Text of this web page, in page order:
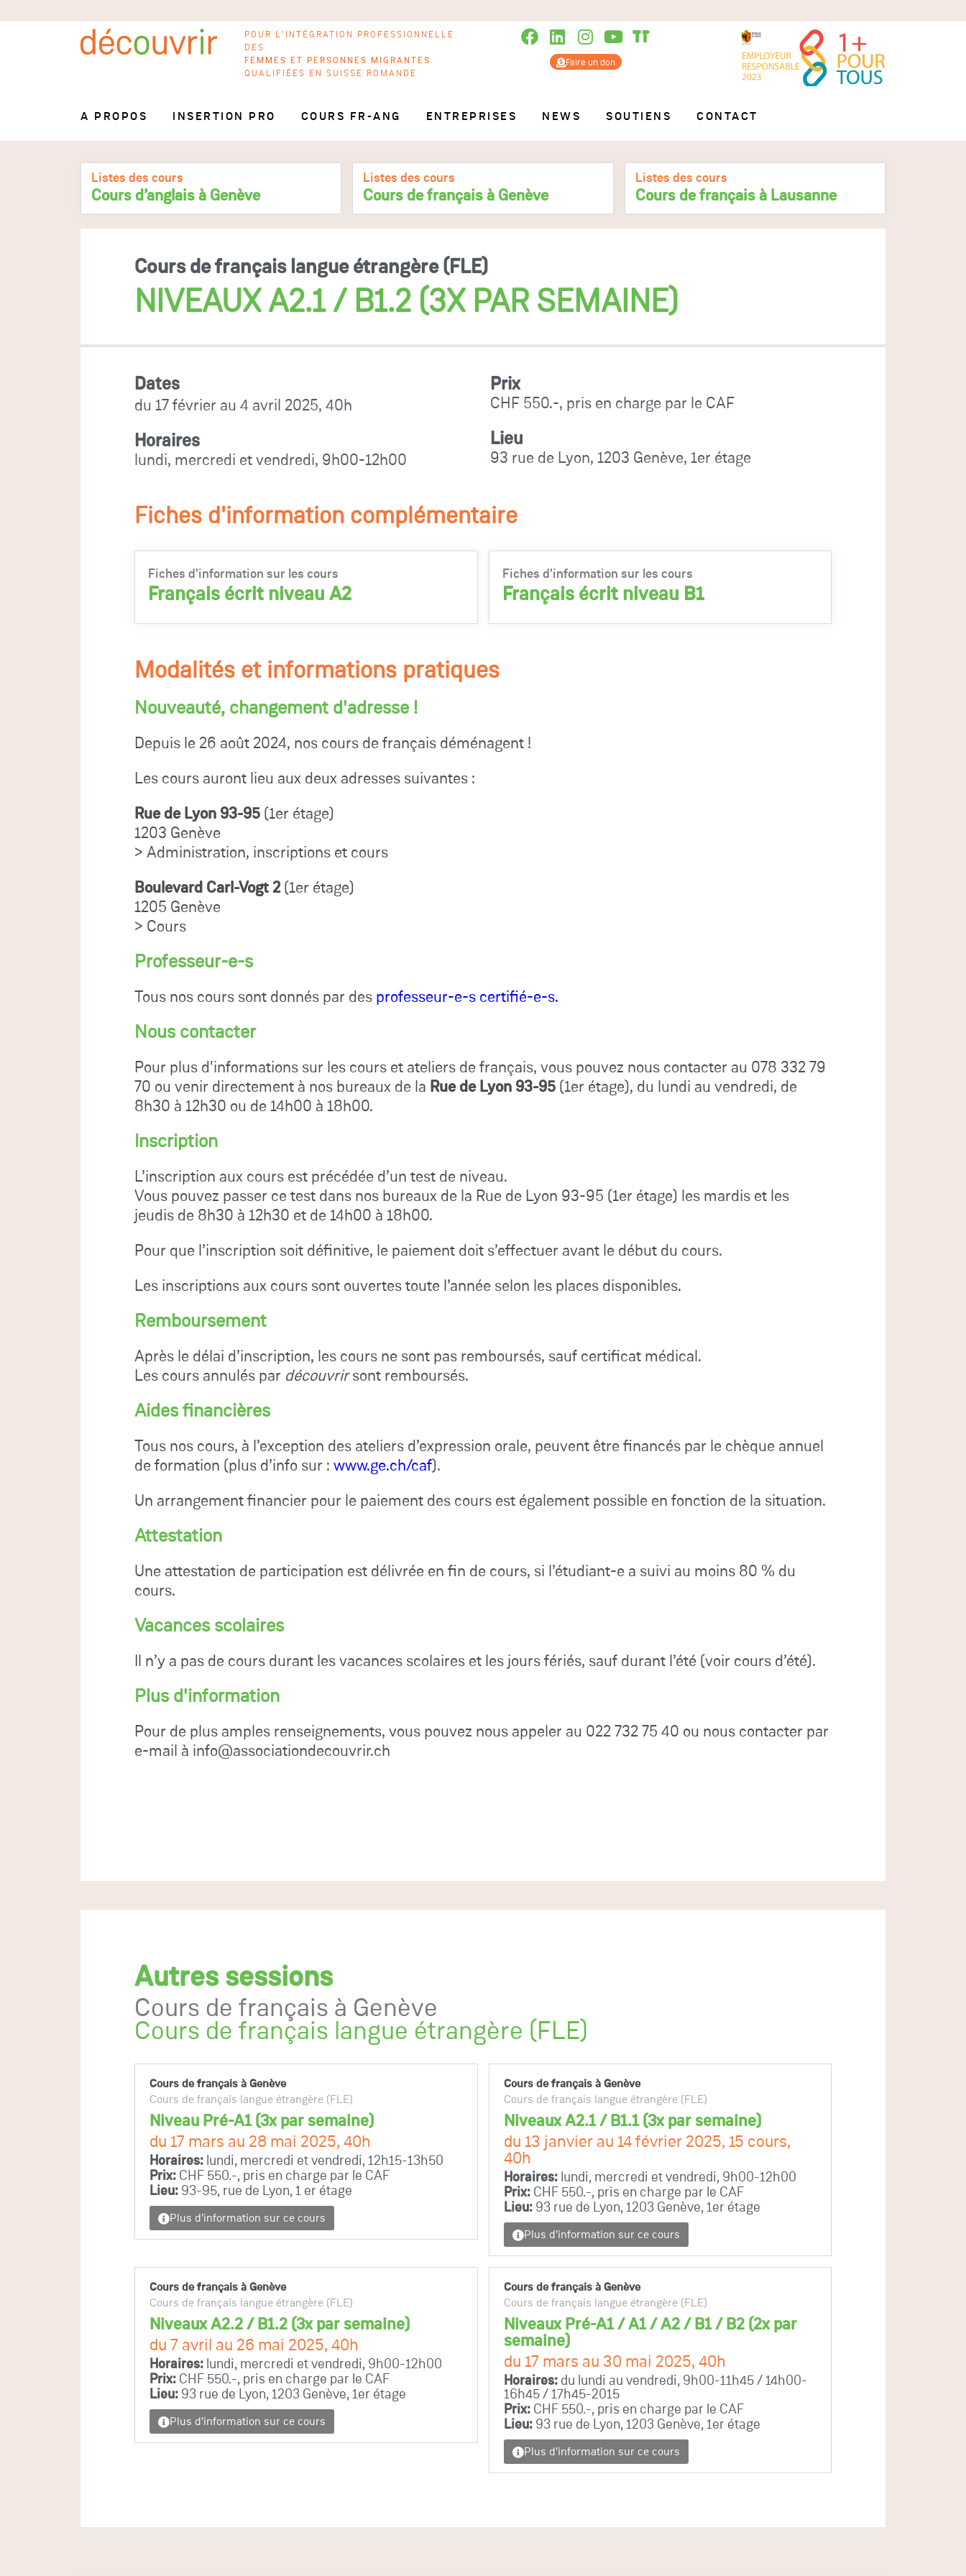
POUR L'INTÉGRATION PROFESSIONNELLE
DES
FEMMES ET PERSONNES MIGRANTES
QUALIFIÉES EN SUISSE ROMANDE
Faire un don
A PROPOS INSERTION PRO COURS FR-ANG ENTREPRISES NEWS SOUTIENS CONTACT
Listes des cours
Cours d’anglais à Genève
Listes des cours
Cours de français à Genève
Listes des cours
Cours de français à Lausanne
Cours de français langue étrangère (FLE)
NIVEAUX A2.1 / B1.2 (3X PAR SEMAINE)
Dates
du 17 février au 4 avril 2025, 40h
Horaires
lundi, mercredi et vendredi, 9h00-12h00
Prix
CHF 550.-, pris en charge par le CAF
Lieu
93 rue de Lyon, 1203 Genève, 1er étage
Fiches d'information complémentaire
Fiches d'information sur les cours
Français écrit niveau A2
Fiches d'information sur les cours
Français écrit niveau B1
Modalités et informations pratiques
Nouveauté, changement d'adresse !
Depuis le 26 août 2024, nos cours de français déménagent !
Les cours auront lieu aux deux adresses suivantes :
Rue de Lyon 93-95 (1er étage)
1203 Genève
> Administration, inscriptions et cours
Boulevard Carl-Vogt 2(1er étage)
1205 Genève
> Cours
Professeur-e-s
Tous nos cours sont donnés par des professeur-e-s certifié-e-s.
Nous contacter
Pour plus d'informations sur les cours et ateliers de français, vous pouvez nous contacter au 078 332 79
70 ou venir directement à nos bureaux de la Rue de Lyon 93-95 (1er étage), du lundi au vendredi, de
8h30 à 12h30 ou de 14h00 à 18h00.
Inscription
L’inscription aux cours est précédée d’un test de niveau.
Vous pouvez passer ce test dans nos bureaux de la Rue de Lyon 93-95 (1er étage) les mardis et les
jeudis de 8h30 à 12h30 et de 14h00 à 18h00.
Pour que l’inscription soit définitive, le paiement doit s’effectuer avant le début du cours.
Les inscriptions aux cours sont ouvertes toute l’année selon les places disponibles.
Remboursement
Après le délai d’inscription, les cours ne sont pas remboursés, sauf certificat médical.
Les cours annulés par découvrirsont remboursés.
Aides financières
Tous nos cours, à l’exception des ateliers d’expression orale, peuvent être financés par le chèque annuel
de formation (plus d’info sur : www.ge.ch/caf).
Un arrangement financier pour le paiement des cours est également possible en fonction de la situation.
Attestation
Une attestation de participation est délivrée en fin de cours, si l’étudiant-e a suivi au moins 80 % du
cours.
Vacances scolaires
Il n’y a pas de cours durant les vacances scolaires et les jours fériés, sauf durant l’été (voir cours d’été).
Plus d'information
Pour de plus amples renseignements, vous pouvez nous appeler au 022 732 75 40 ou nous contacter par
e-mail à info@associationdecouvrir.ch
Autres sessions
Cours de français à Genève
Cours de français langue étrangère (FLE)
Cours de français à Genève
Cours de français langue étrangère (FLE)
Niveau Pré-A1 (3x par semaine)
du 17 mars au 28 mai 2025, 40h
Horaires: lundi, mercredi et vendredi, 12h15-13h50
Prix: CHF 550.-, pris en charge par le CAF
Lieu: 93-95, rue de Lyon, 1 er étage
Plus d'information sur ce cours
Cours de français à Genève
Cours de français langue étrangère (FLE)
Niveaux A2.1 / B1.1 (3x par semaine)
du 13 janvier au 14 février 2025, 15 cours,
40h
Horaires:lundi, mercredi et vendredi, 9h00-12h00
Prix:CHF 550.-, pris en charge par le CAF
Lieu:93 rue de Lyon, 1203 Genève, 1er étage
Plus d'information sur ce cours
Cours de français à Genève
Cours de français langue étrangère (FLE)
Niveaux A2.2 / B1.2 (3x par semaine)
du 7 avril au 26 mai 2025, 40h
Horaires: lundi, mercredi et vendredi, 9h00-12h00
Prix: CHF 550.-, pris en charge par le CAF
Lieu: 93 rue de Lyon, 1203 Genève, 1er étage
Plus d'information sur ce cours
Cours de français à Genève
Cours de français langue étrangère (FLE)
Niveaux Pré-A1 / A1 / A2 / B1 / B2 (2x par
semaine)
du 17 mars au 30 mai 2025, 40h
Horaires:du lundi au vendredi, 9h00-11h45 / 14h00-
16h45 / 17h45-2015
Prix:CHF 550.-, pris en charge par le CAF
Lieu:93 rue de Lyon, 1203 Genève, 1er étage
Plus d'information sur ce cours